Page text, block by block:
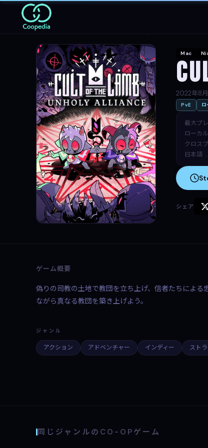
Mac
2022年8月
PvE
最大プ
ローカ
クロス
日本語
シェア
ゲーム概要
偽りの司教の土地で教団を立ち上げ、信者たちによ
ながら真なる教団を築き上げよう。
ジャンル
アクション アドベンチャー インディー スト
同じジャンルのCO-OPゲーム